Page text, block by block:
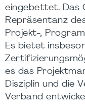
eingebettet. Das
Repräsentanz
Projekt-,
Es bietet
es das
Disziplin und die
Verband